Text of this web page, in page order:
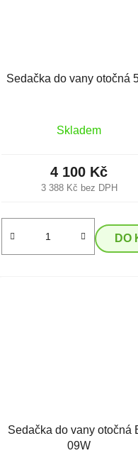
Sedačka do vany otočná
Skladem
3 388 Kč bez DPH
4 100 Kč
DO
Sedačka do vany otočná
09W